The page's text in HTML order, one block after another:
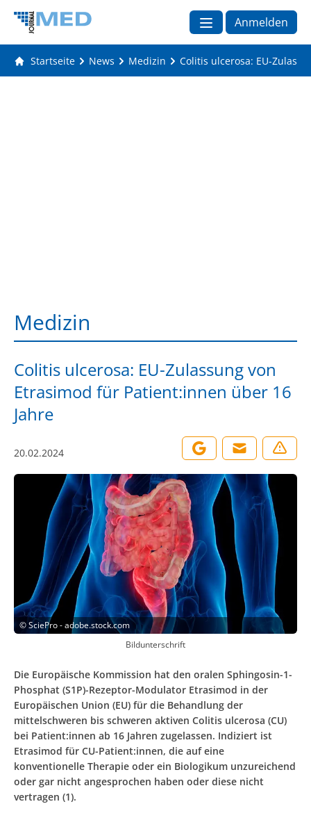
Anmelden
Startseite News Medizin Colitis ulcerosa: EU-
Medizin
Colitis ulcerosa: EU-Zulassung von
Etrasimod für Patient:innen über 16
Jahre
20.02.2024
©SciePro - adobe.stock.com
Bildunterschrift
Die Europäische Kommission hat den oralen Sphingosin-1-
Phosphat (S1P)-Rezeptor-Modulator Etrasimod in der
Europäischen Union (EU) für die Behandlung der
mittelschweren bis schweren aktiven Colitis ulcerosa (CU)
bei Patient:innen ab 16 Jahren zugelassen. Indiziert ist
Etrasimod für CU-Patient:innen, die auf eine
konventionelle Therapie oder ein Biologikum unzureichend
oder gar nicht angesprochen haben oder diese nicht
vertragen (1).